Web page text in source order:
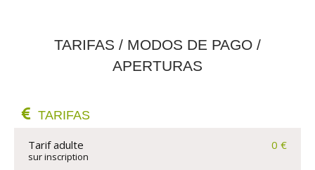
TARIFAS / MODOS DE PAGO /
APERTURAS
TARIFAS
Tarif adulte 0 €
sur inscription